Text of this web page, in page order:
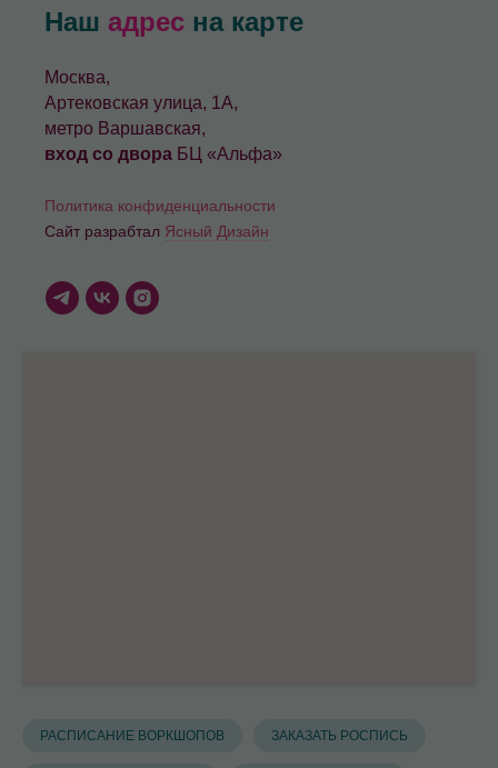
Наш адрес на карте
Москва,
Артековская улица, 1А,
метро Варшавская,
вход со двора БЦ «Альфа»
Политика конфиденциальности
Сайт разрабтал Ясный Дизайн
РАСПИСАНИЕ ВОРКШОПОВ ЗАКАЗАТЬ РОСПИСЬ